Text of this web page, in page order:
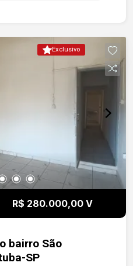
Exclusivo
R$ 280.000,00 V
bairro São
SP